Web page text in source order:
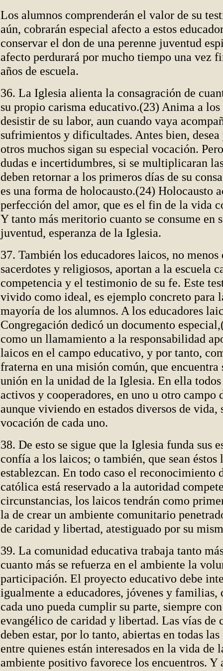
Los alumnos comprenderán el valor de su
aún, cobrarán especial afecto a estos
conservar el don de una perenne juventud
afecto perdurará por mucho tiempo una vez
años de escuela.
36. La Iglesia alienta la consagración de
su propio carisma educativo.(23) Anima a los
desistir de su labor, aun cuando vaya
sufrimientos y dificultades. Antes bien, desea
otros muchos sigan su especial vocación.
dudas e incertidumbres, si se multiplicaran
deben retornar a los primeros días de su
es una forma de holocausto.(24) Holocausto
perfección del amor, que es el fin de la vida
Y tanto más meritorio cuanto se consume en
juventud, esperanza de la Iglesia.
37. También los educadores laicos, no menos
sacerdotes y religiosos, aportan a la escuela
competencia y el testimonio de su fe. Este
vivido como ideal, es ejemplo concreto para
mayoría de los alumnos. A los educadores
Congregación dedicó un documento
como un llamamiento a la responsabilidad
laicos en el campo educativo, y por tanto,
fraterna en una misión común, que encuentra
unión en la unidad de la Iglesia. En ella
activos y cooperadores, en uno u otro campo
aunque viviendo en estados diversos de vida,
vocación de cada uno.
38. De esto se sigue que la Iglesia funda sus
confía a los laicos; o también, que sean éstos
establezcan. En todo caso el reconocimiento
católica está reservado a la autoridad
circunstancias, los laicos tendrán como
la de crear un ambiente comunitario
de caridad y libertad, atestiguado por su
39. La comunidad educativa trabaja tanto
cuanto más se refuerza en el ambiente la
participación. El proyecto educativo debe
igualmente a educadores, jóvenes y familias,
cada uno pueda cumplir su parte, siempre
evangélico de caridad y libertad. Las vías de
deben estar, por lo tanto, abiertas en todas
entre quienes están interesados en la vida de
ambiente positivo favorece los encuentros. Y